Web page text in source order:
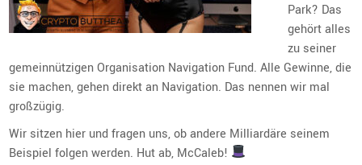
Park? Das
gehört alles
zu seiner
gemeinnützigen Organisation Navigation Fund. Alle Gewinne, die
sie machen, gehen direkt an Navigation. Das nennen wir mal
großzügig.
Wir sitzen hier und fragen uns, ob andere Milliardäre seinem
Beispiel folgen werden. Hut ab, McCaleb!